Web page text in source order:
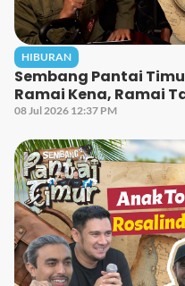
HIBURAN
Sembang Pantai
Ramai Kena, Ramai
08 Jul 2026 12:37 PM